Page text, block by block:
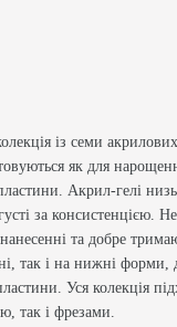
із семи
як для
Акрил-гелі
за консистенцією.
та добре
так і на нижні форми,
Уся колекція
так і фрезами.